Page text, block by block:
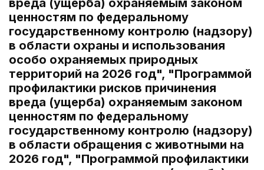
вреда (ущерба) охраняемым законом
ценностям по федеральному
государственному контролю (надзору)
в области охраны и использования
особо охраняемых природных
территорий на 2026 год", "Программой
профилактики рисков причинения
вреда (ущерба) охраняемым законом
ценностям по федеральному
государственному контролю (надзору)
в области обращения с животными на
2026 год", "Программой профилактики